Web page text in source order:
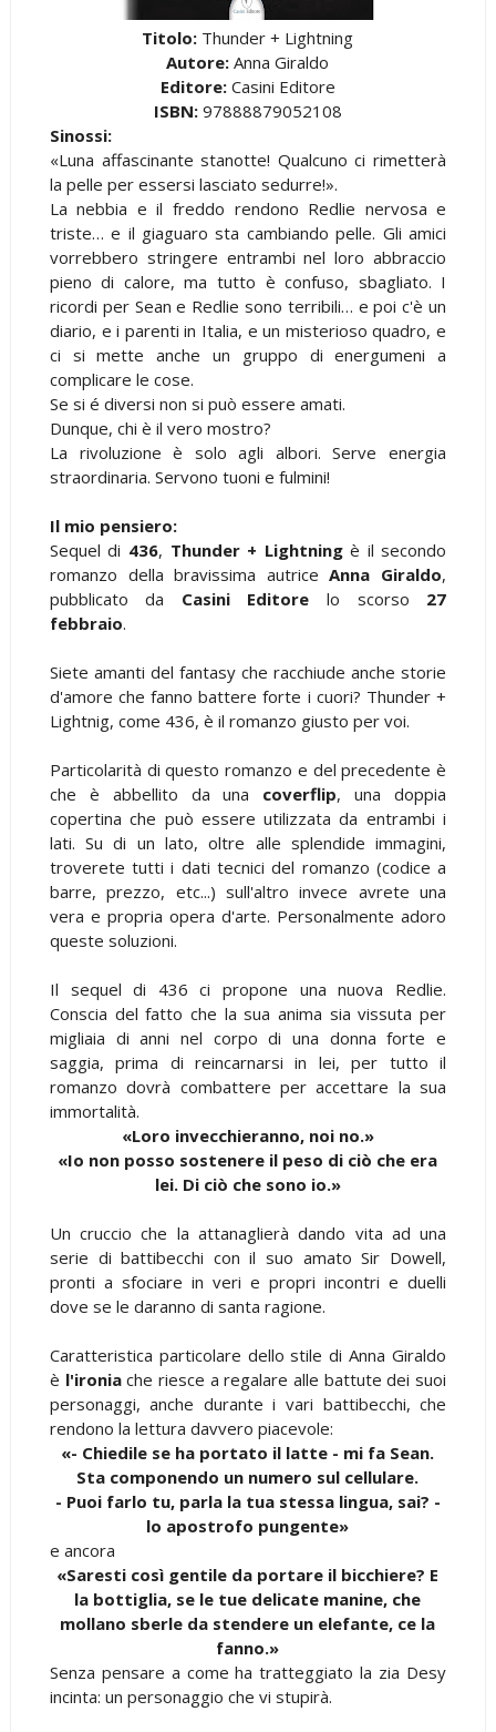
Titolo: Thunder + Lightning
Autore: Anna Giraldo
Editore: Casini Editore
ISBN: 97888879052108
Sinossi:
«Luna affascinante stanotte! Qualcuno ci rimetterà
la pelle per essersi lasciato sedurre!».
La nebbia e il freddo rendono Redlie nervosa e
triste… e il giaguaro sta cambiando pelle. Gli amici
vorrebbero stringere entrambi nel loro abbraccio
pieno di calore, ma tutto è confuso, sbagliato. I
ricordi per Sean e Redlie sono terribili… e poi c'è un
diario, e i parenti in Italia, e un misterioso quadro, e
ci si mette anche un gruppo di energumeni a
complicare le cose.
Se si é diversi non si può essere amati.
Dunque, chi è il vero mostro?
La rivoluzione è solo agli albori. Serve energia
straordinaria. Servono tuoni e fulmini!
Il mio pensiero:
Sequel di 436, Thunder + Lightningè il secondo
romanzo della bravissima autriceAnna Giraldo,
pubblicato da Casini Editore lo scorso 27
febbraio.
Siete amanti del fantasy che racchiude anche storie
d'amore che fanno battere forte i cuori? Thunder +
Lightnig, come 436, è il romanzo giusto per voi.
Particolarità di questo romanzo e del precedente è
che è abbellito da una coverflip, una doppia
copertina che può essere utilizzata da entrambi i
lati. Su di un lato, oltre alle splendide immagini,
troverete tutti i dati tecnici del romanzo (codice a
barre, prezzo, etc...) sull'altro invece avrete una
vera e propria opera d'arte. Personalmente adoro
queste soluzioni.
Il sequel di 436 ci propone una nuova Redlie.
Conscia del fatto che la sua anima sia vissuta per
migliaia di anni nel corpo di una donna forte e
saggia, prima di reincarnarsi in lei, per tutto il
romanzo dovrà combattere per accettare la sua
immortalità.
«Loro invecchieranno, noi no.»
«Io non posso sostenere il peso di ciò che era
lei. Di ciò che sono io.»
Un cruccio che la attanaglierà dando vita ad una
serie di battibecchi con il suo amato Sir Dowell,
pronti a sfociare in veri e propri incontri e duelli
dove se le daranno di santa ragione.
Caratteristica particolare dello stile di Anna Giraldo
è l'ironiache riesce a regalare alle battute dei suoi
personaggi, anche durante i vari battibecchi, che
rendono la lettura davvero piacevole:
«- Chiedile se ha portato il latte - mi fa Sean.
Sta componendo un numero sul cellulare.
- Puoi farlo tu, parla la tua stessa lingua, sai? -
lo apostrofo pungente»
e ancora
«Saresti così gentile da portare il bicchiere? E
la bottiglia, se le tue delicate manine, che
mollano sberle da stendere un elefante, ce la
fanno.»
Senza pensare a come ha tratteggiato la zia Desy
incinta: un personaggio che vi stupirà.